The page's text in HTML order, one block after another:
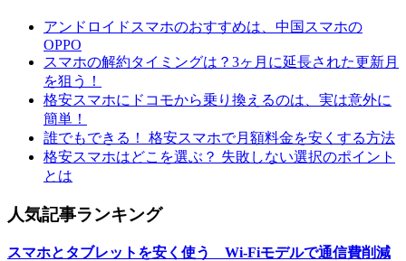
アンドロイドスマホのおすすめは、中国スマホの
OPPO
スマホの解約タイミングは？3ヶ月に延長された更新月
を狙う！
格安スマホにドコモから乗り換えるのは、実は意外に
簡単！
誰でもできる！ 格安スマホで月額料金を安くする方法
格安スマホはどこを選ぶ？ 失敗しない選択のポイント
とは
人気記事ランキング
スマホとタブレットを安く使う Wi-Fiモデルで通信費削減